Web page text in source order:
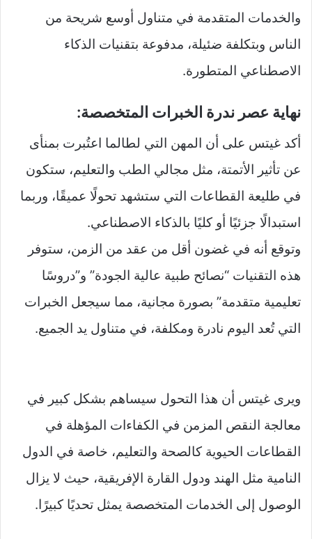
والخدمات المتقدمة في متناول أوسع شريحة من
الناس وبتكلفة ضئيلة، مدفوعة بتقنيات الذكاء
الاصطناعي المتطورة.
نهاية عصر ندرة الخبرات المتخصصة:
أكد غيتس على أن المهن التي لطالما اعتُبرت بمنأى
عن تأثير الأتمتة، مثل مجالي الطب والتعليم، ستكون
في طليعة القطاعات التي ستشهد تحولًا عميقًا، وربما
استبدالًا جزئيًا أو كليًا بالذكاء الاصطناعي.
وتوقع أنه في غضون أقل من عقد من الزمن، ستوفر
هذه التقنيات “نصائح طبية عالية الجودة” و”دروسًا
تعليمية متقدمة” بصورة مجانية، مما سيجعل الخبرات
التي تُعد اليوم نادرة ومكلفة، في متناول يد الجميع.
ويرى غيتس أن هذا التحول سيساهم بشكل كبير في
معالجة النقص المزمن في الكفاءات المؤهلة في
القطاعات الحيوية كالصحة والتعليم، خاصة في الدول
النامية مثل الهند ودول القارة الإفريقية، حيث لا يزال
الوصول إلى الخدمات المتخصصة يمثل تحديًا كبيرًا.